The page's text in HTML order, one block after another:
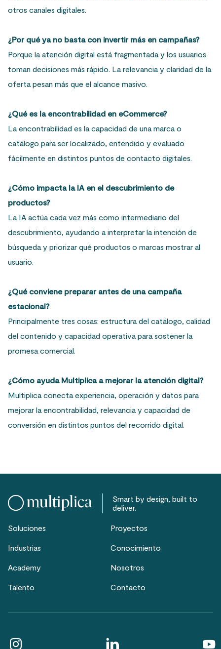
otros canales digitales.
¿Por qué ya no basta con invertir más en campañas?
Porque la atención digital está fragmentada y los usuarios
toman decisiones más rápido. La relevancia y claridad de la
oferta pesan más que el alcance masivo.
¿Qué es la encontrabilidad en eCommerce?
La encontrabilidad es la capacidad de una marca o
catálogo para ser localizado, entendido y evaluado
fácilmente en distintos puntos de contacto digitales.
¿Cómo impacta la IA en el descubrimiento de
productos?
La IA actúa cada vez más como intermediario del
descubrimiento, ayudando a interpretar la intención de
búsqueda y priorizar qué productos o marcas mostrar al
usuario.
¿Qué conviene preparar antes de una campaña
estacional?
Principalmente tres cosas: estructura del catálogo, calidad
del contenido y capacidad operativa para sostener la
promesa comercial.
¿Cómo ayuda Multiplica a mejorar la atención digital?
Multiplica conecta experiencia, operación y datos para
mejorar la encontrabilidad, relevancia y capacidad de
conversión en distintos puntos del recorrido digital.
Smart by design, built to
deliver.
Soluciones Proyectos
Industrias Conocimiento
Academy Nosotros
Talento Contacto